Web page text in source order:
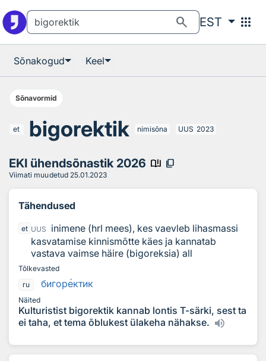
search EST apps
Sõnakogud Keel
Sõnavormid
et bigorektik nimisõna UUS 2023
EKI ühendsõnastik 2026 book_ribbon content_copy
Viimati muudetud 25.01.2023
Tähendused
et UUS
inimene (hrl mees), kes vaevleb lihasmassi
kasvatamise kinnismõtte käes ja kannatab
vastava vaimse häire (bigoreksia) all
Tõlkevasted
ru
бигоректик
Näited
Kulturistist bigorektik kannab lontis T-särki, sest ta
ei taha, et tema õblukest ülakeha nähakse.